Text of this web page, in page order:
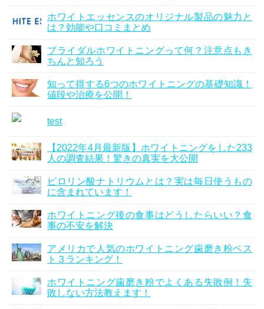
ホワイトエッセンスのオリジナル製品の魅力と
は？効能や口コミまとめ
ブライダルホワイトニングって何？注意点もき
ちんと知ろう
知って得する6つのホワイトニングの基礎知識！
値段や治療を公開！
test
【2022年4月最新版】ホワイトニングをした233
人の調査結果！驚きの真実を大公開
ピロリン酸ナトリウムとは？実は毎日使うもの
に含まれています！
ホワイトニング後の食事はどうしたらいい？食
事の不安を解決
アメリカで人気のホワイトニング歯磨き粉ベス
ト３ランキング！
ホワイトニング歯磨き粉でよくある失敗例！失
敗しない方法教えます！